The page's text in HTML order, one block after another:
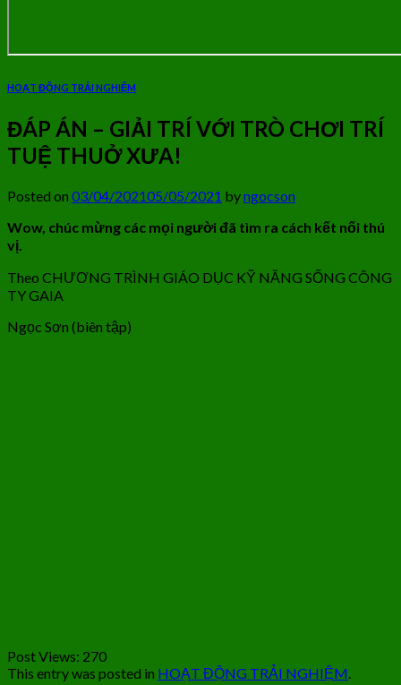
HOẠT ĐỘNG TRẢI NGHIỆM
ĐÁP ÁN – GIẢI TRÍ VỚI TRÒ CHƠI TRÍ
TUỆ THUỞ XƯA!
Posted on 03/04/202105/05/2021 byngocson
Wow, chúc mừng các mọi người đã tìm ra cách kết nối thú
vị.
Theo CHƯƠNG TRÌNH GIÁO DỤC KỸ NĂNG SỐNG CÔNG
TY GAIA
Ngọc Sơn (biên tập)
Post Views: 270
This entry was posted in HOẠT ĐỘNG TRẢI NGHIỆM.